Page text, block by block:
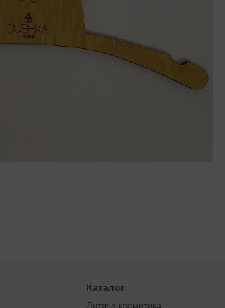
Каталог
Дитяча косметика